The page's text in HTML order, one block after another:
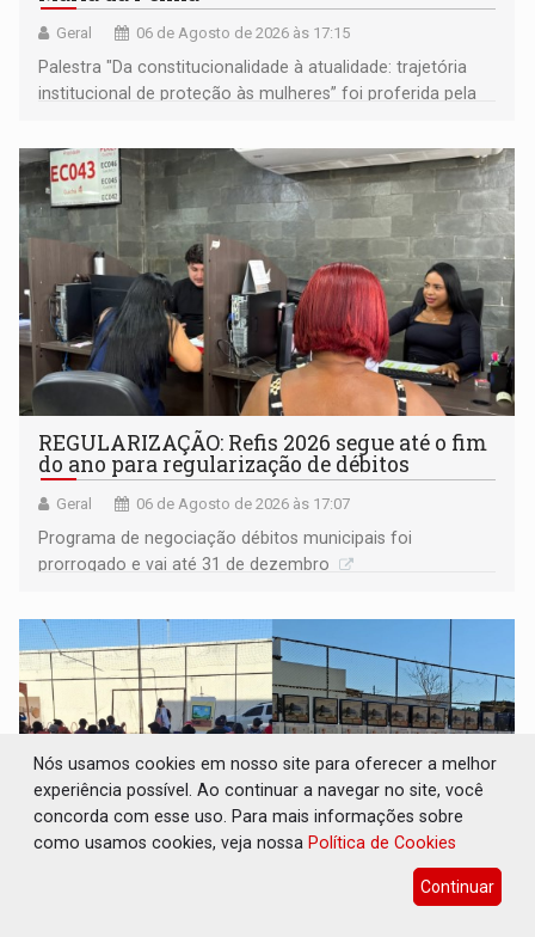
Geral 06 de Agosto de 2026 às 17:15
Palestra "Da constitucionalidade à atualidade: trajetória
institucional de proteção às mulheres” foi proferida pela
Goiás
REGULARIZAÇÃO: Refis 2026 segue até o fim
do ano para regularização de débitos
Geral 06 de Agosto de 2026 às 17:07
Programa de negociação débitos municipais foi
prorrogado e vai até 31 de dezembro
ROLIM DE MOURA: Programa da Energisa
Nós usamos cookies em nosso site para oferecer a melhor
experiência possível. Ao continuar a navegar no site, você
concorda com esse uso. Para mais informações sobre
como usamos cookies, veja nossa Política de Cookies
Continuar